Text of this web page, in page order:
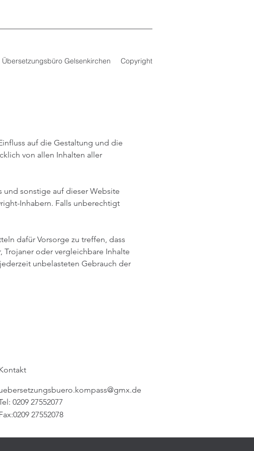
Übersetzungsbüro Gelsenkirchen Copyright
auf die Gestaltung und die
von allen Inhalten aller
und sonstige auf dieser Website
Inhabern. Falls unberechtigt
dafür Vorsorge zu treffen, dass
oder vergleichbare Inhalte
unbelasteten Gebrauch der
0209 27552077
27552078